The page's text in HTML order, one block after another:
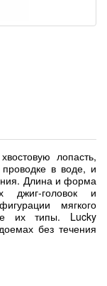
лопасть,
в воде, и
Длина и форма
джиг-головок и
мягкого
их типы. Lucky
без течения